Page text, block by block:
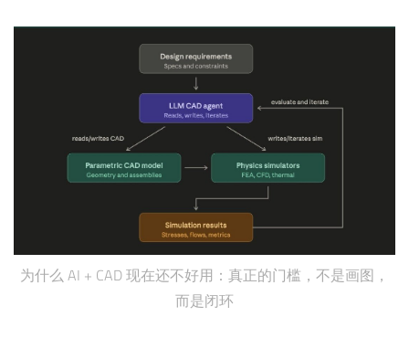
为什么 AI + CAD 现在还不好用：真正的门槛，不是画图，
而是闭环